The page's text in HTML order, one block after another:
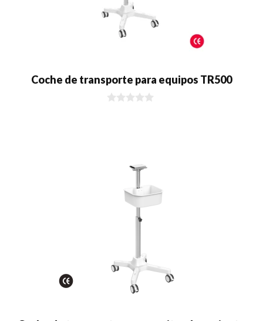
Coche de transporte para equipos TR500